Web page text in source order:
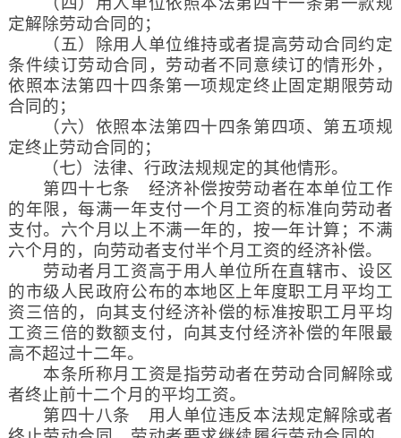
定解除劳动合同的；
（五）除用人单位维持或者提高劳动合同约定
条件续订劳动合同，劳动者不同意续订的情形外，
依照本法第四十四条第一项规定终止固定期限劳动
合同的；
（六）依照本法第四十四条第四项、第五项规
定终止劳动合同的；
（七）法律、行政法规规定的其他情形。
第四十七条 经济补偿按劳动者在本单位工作
的年限，每满一年支付一个月工资的标准向劳动者
支付。六个月以上不满一年的，按一年计算；不满
六个月的，向劳动者支付半个月工资的经济补偿。
劳动者月工资高于用人单位所在直辖市、设区
的市级人民政府公布的本地区上年度职工月平均工
资三倍的，向其支付经济补偿的标准按职工月平均
工资三倍的数额支付，向其支付经济补偿的年限最
高不超过十二年。
本条所称月工资是指劳动者在劳动合同解除或
者终止前十二个月的平均工资。
第四十八条 用人单位违反本法规定解除或者